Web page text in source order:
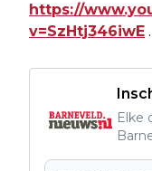
https://
v=SzHtj346iwE .
Elke